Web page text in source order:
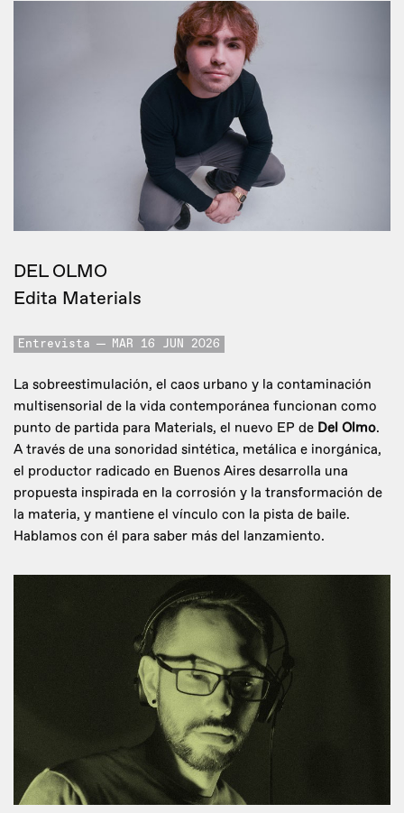
DEL OLMO
Edita Materials
Entrevista MAR 16 JUN 2026
La sobreestimulación, el caos urbano y la contaminación
multisensorial de la vida contemporánea funcionan como
punto de partida para Materials, el nuevo EP de Del Olmo.
A través de una sonoridad sintética, metálica e inorgánica,
el productor radicado en Buenos Aires desarrolla una
propuesta inspirada en la corrosión y la transformación de
la materia, y mantiene el vínculo con la pista de baile.
Hablamos con él para saber más del lanzamiento.